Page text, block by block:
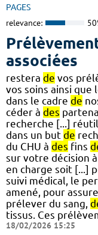
PAGES
relevance:
associées
restera de vos
vos soins ainsi que
dans le cadre de
céder à des
recherche [...]
dans un but de
du CHU à des fins
sur votre décision
en charge soit [...]
suivi médical, le
amené, pour
prélever du sang,
tissus. Ces
18/02/2026 15:25